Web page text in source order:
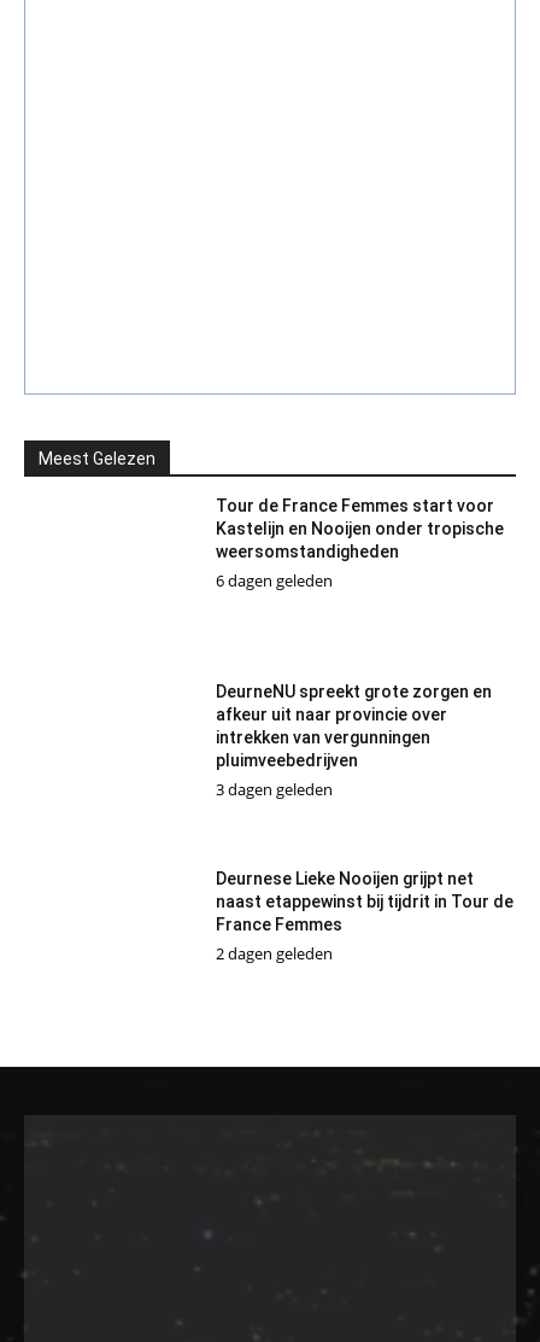
Meest Gelezen
Tour de France Femmes start voor
Kastelijn en Nooijen onder tropische
weersomstandigheden
6 dagen geleden
DeurneNU spreekt grote zorgen en
afkeur uit naar provincie over
intrekken van vergunningen
pluimveebedrijven
3 dagen geleden
Deurnese Lieke Nooijen grijpt net
naast etappewinst bij tijdrit in Tour de
France Femmes
2 dagen geleden